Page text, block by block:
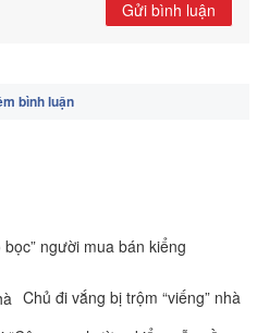
Gửi bình luận
bình luận
người mua bán kiểng
Chủ đi vắng bị trộm “viếng” nhà